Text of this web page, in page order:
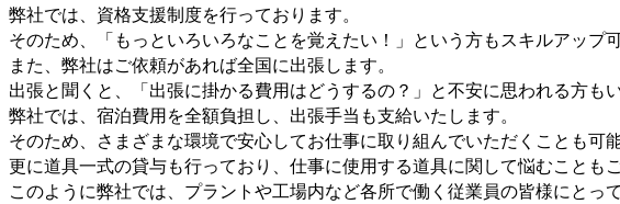
弊社では、資格支援制度を行っております。
そのため、「もっといろいろなことを覚えたい！」という方もスキルアップ可
また、弊社はご依頼があれば全国に出張します。
出張と聞くと、「出張に掛かる費用はどうするの？」と不安に思われる方も
弊社では、宿泊費用を全額負担し、出張手当も支給いたします。
そのため、さまざまな環境で安心してお仕事に取り組んでいただくことも可能
更に道具一式の貸与も行っており、仕事に使用する道具に関して悩むこともご
このように弊社では、プラントや工場内など各所で働く従業員の皆様にとっ